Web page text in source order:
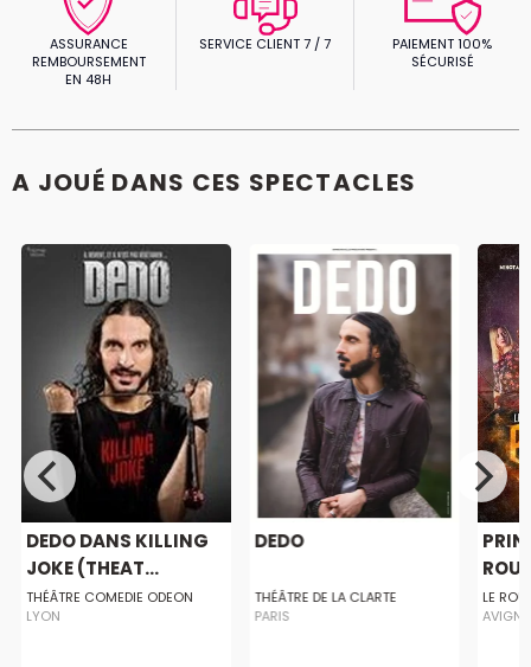
ASSURANCE
REMBOURSEMENT
EN 48H
SERVICE CLIENT 7 / 7
PAIEMENT 100%
SÉCURISÉ
A JOUÉ DANS CES SPECTACLES
DEDO DANS KILLING
JOKE (THEAT...
THÉÂTRE COMEDIE ODEON
LYON
DEDO
THÉÂTRE DE LA CLARTE
PARIS
LE